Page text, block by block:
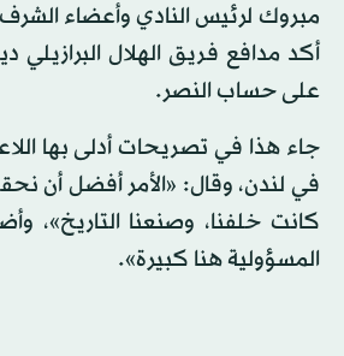
مبروك لرئيس النادي وأعضاء الشرف
أكد مدافع فريق الهلال
على حساب النصر.
جاء هذا في تصريحات أدلى بها
في لندن، وقال: «الأمر أفضل أن
كانت خلفنا، وصنعنا التاريخ»،
المسؤولية هنا كبيرة».